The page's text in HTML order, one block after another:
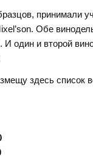
принимали
Обе
один и второй
здесь список